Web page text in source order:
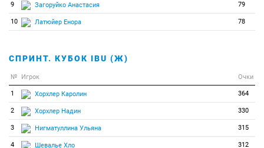
9 Загоруйко Анастасия 79
10 Латюйер Енора 78
СПРИНТ. КУБОК IBU (Ж)
№ Игрок Очки
1 Хорхлер Каролин 364
2 Хорхлер Надин 330
3 Нигматуллина Ульяна 315
4 Шевалье Хло 312